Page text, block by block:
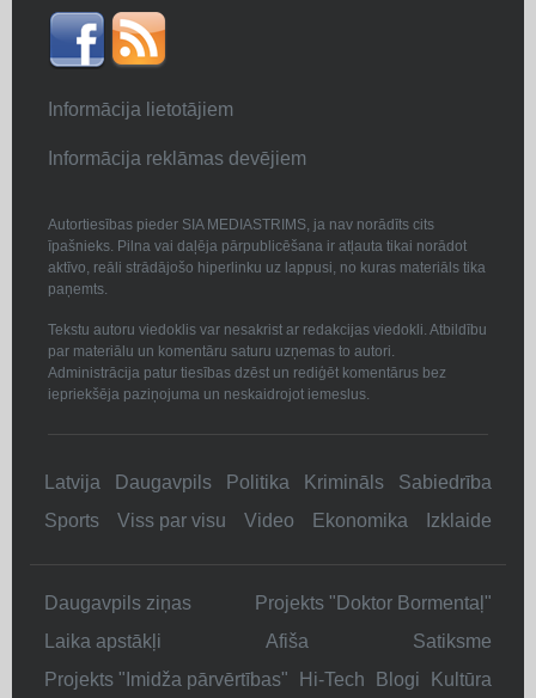
Informācija lietotājiem
Informācija reklāmas devējiem
Autortiesības pieder SIA MEDIASTRIMS, ja nav norādīts cits
īpašnieks. Pilna vai daļēja pārpublicēšana ir atļauta tikai norādot
aktīvo, reāli strādājošo hiperlinku uz lappusi, no kuras materiāls tika
paņemts.
Tekstu autoru viedoklis var nesakrist ar redakcijas viedokli. Atbildību
par materiālu un komentāru saturu uzņemas to autori.
Administrācija patur tiesības dzēst un rediģēt komentārus bez
iepriekšēja paziņojuma un neskaidrojot iemeslus.
Latvija Daugavpils Politika Krimināls
Sabiedrība
Sports
Viss par visu Video Ekonomika Izklaide
Daugavpils ziņas
Projekts "Doktor Bormentaļ"
Laika apstākļi
Afiša
Satiksme
Projekts "Imidža pārvērtības"
Hi-Tech Blogi Kultūra